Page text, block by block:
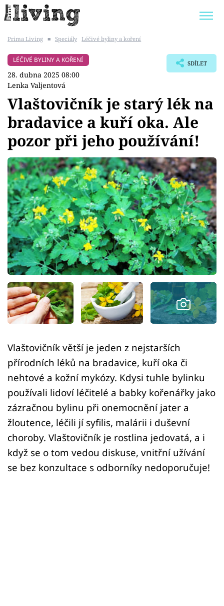
BYDLENÍ SLAVNÝCH
ZAHRADA
Témata
Bydlení
Zahrada
Design
Sledujte prima+
Přihlášení
Sledujte nás
Prima Living ■ Speciály Léčivé byliny a koření
LÉČIVÉ BYLINY A KOŘENÍ
28. dubna 2025 08:00
Lenka Valjentová
SDÍLET
Vlaštovičník je starý lék na
bradavice a kuří oka. Ale
pozor při jeho používání!
Vlaštovičník větší je jeden z nejstarších
přírodních léků na bradavice, kuří oka či
nehtové a kožní mykózy. Kdysi tuhle bylinku
používali lidoví léčitelé a babky kořenářky jako
zázračnou bylinu při onemocnění jater a
žloutence, léčili jí syfilis, malárii i duševní
choroby. Vlaštovičník je rostlina jedovatá, a i
když se o tom vedou diskuse, vnitřní užívání
se bez konzultace s odborníky nedoporučuje!